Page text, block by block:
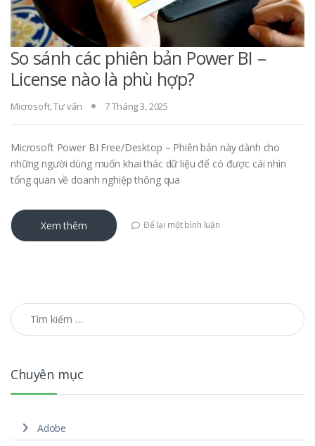
So sánh các phiên bản Power BI –
License nào là phù hợp?
Microsoft,Tư vấn 7 Tháng 3, 2025
Microsoft Power BI Free/Desktop – Phiên bản này dành cho
những người dùng muốn khai thác dữ liệu để có được cái nhìn
tổng quan về doanh nghiệp thông qua
Xem thêm Để lại một bình luận
Tìm kiếm cho:
Chuyên mục
Adobe